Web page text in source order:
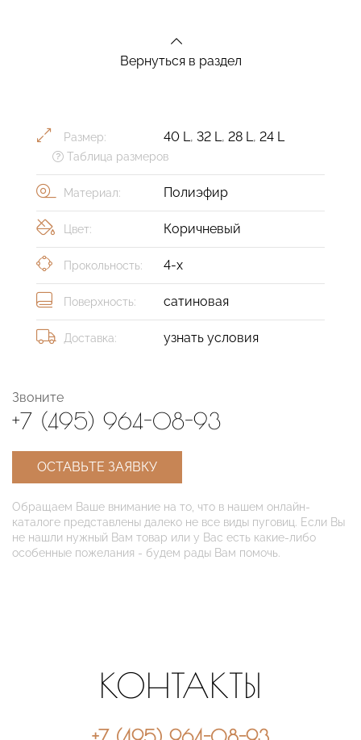
Вернуться в раздел
Размер: 40 L, 32 L, 28 L, 24 L
Таблица размеров
Материал: Полиэфир
Цвет: Коричневый
Прокольность: 4-х
Поверхность: сатиновая
Доставка: узнать условия
Звоните
+7 (495) 964-08-93
ОСТАВЬТЕ ЗАЯВКУ
Обращаем Ваше внимание на то, что в нашем онлайн-
каталоге представлены далеко не все виды пуговиц. Если Вы
не нашли нужный Вам товар или у Вас есть какие-либо
особенные пожелания - будем рады Вам помочь.
КОНТАКТЫ